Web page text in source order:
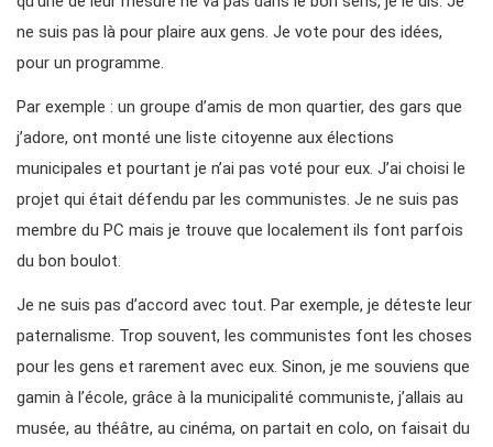
ne suis pas là pour plaire aux gens. Je vote pour des idées,
pour un programme.
Par exemple : un groupe d’amis de mon quartier, des gars que
j’adore, ont monté une liste citoyenne aux élections
municipales et pourtant je n’ai pas voté pour eux. J’ai choisi le
projet qui était défendu par les communistes. Je ne suis pas
membre du PC mais je trouve que localement ils font parfois
du bon boulot.
Je ne suis pas d’accord avec tout. Par exemple, je déteste leur
paternalisme. Trop souvent, les communistes font les choses
pour les gens et rarement avec eux. Sinon, je me souviens que
gamin à l’école, grâce à la municipalité communiste, j’allais au
musée, au théâtre, au cinéma, on partait en colo, on faisait du